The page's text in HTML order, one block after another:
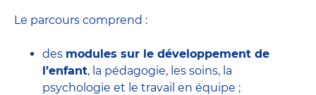
Le parcours comprend :
des modules sur le développement de
l’enfant, la pédagogie, les soins, la
psychologie et le travail en équipe ;